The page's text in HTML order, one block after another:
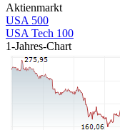
Aktienmarkt
USA 500
USA Tech 100
1-Jahres-Chart